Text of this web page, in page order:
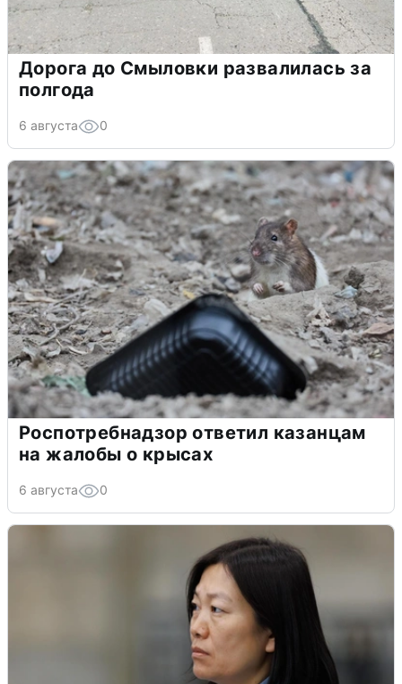
Дорога до Смыловки развалилась за
полгода
6 августа 0
Роспотребнадзор ответил казанцам
на жалобы о крысах
6 августа 0